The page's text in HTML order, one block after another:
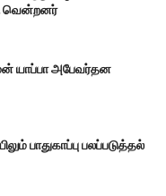
வென்றனர்
யாப்பா அபேவர்தன
பாதுகாப்பு பலப்படுத்தல்